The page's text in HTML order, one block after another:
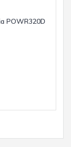
POWR320D